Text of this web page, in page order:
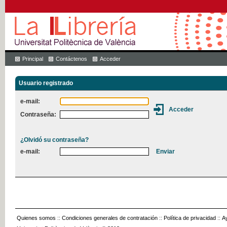
Principal Contáctenos Acceder
Usuario registrado
e-mail:
Contraseña:
¿Olvidó su contraseña?
e-mail:
Quienes somos :: Condiciones generales de contratación :: Política de privacidad ::